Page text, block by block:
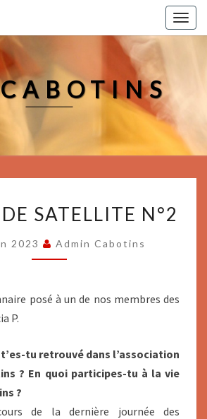
DE
N°2
SATELLITE N°2
2023 Admin Cabotins
posé à un de nos membres des
P.
tu retrouvé dans l’association
? En quoi participes-tu à la vie
?
de la dernière journée des